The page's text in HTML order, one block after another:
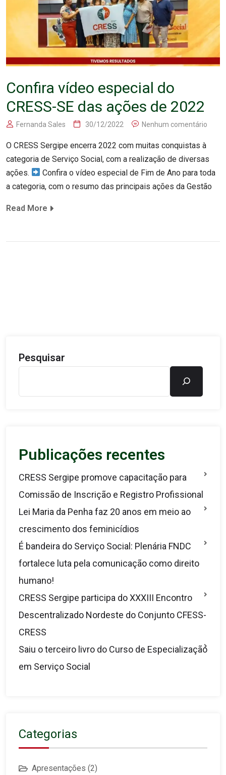
Confira vídeo especial do
CRESS-SE das ações de 2022
Fernanda Sales 30/12/2022 Nenhum comentário
O CRESS Sergipe encerra 2022 com muitas conquistas à
categoria de Serviço Social, com a realização de diversas
ações.
Confira o vídeo especial de Fim de Ano para toda
a categoria, com o resumo das principais ações da Gestão
Read More
Pesquisar
Publicações recentes
CRESS Sergipe promove capacitação para
Comissão de Inscrição e Registro Profissional
Lei Maria da Penha faz 20 anos em meio ao
crescimento dos feminicídios
É bandeira do Serviço Social: Plenária FNDC
fortalece luta pela comunicação como direito
humano!
CRESS Sergipe participa do XXXIII Encontro
Descentralizado Nordeste do Conjunto CFESS-
CRESS
Saiu o terceiro livro do Curso de Especialização
em Serviço Social
Categorias
Apresentações (2)